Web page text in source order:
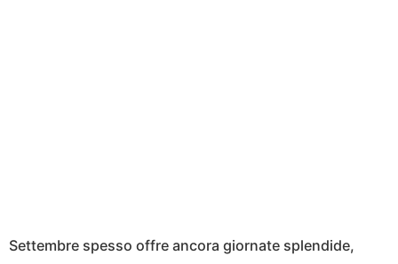
Settembre spesso offre ancora giornate splendide,